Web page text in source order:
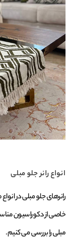
انواع رانر جلو مبلی
رانرهای جلو مبلی در
خاصی از دکوراسیون
مبلی را بررسی می‌ کنیم.